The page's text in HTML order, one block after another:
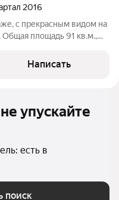
2016
с прекрасным видом на
Общая площадь 91 кв.м.,
делался для себя, из
Написать
упускайте
есть в
поиск